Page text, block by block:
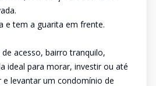
e tem a guarita em frente.
acesso, bairro tranquilo,
ideal para morar, investir ou até
levantar um condomínio de